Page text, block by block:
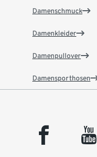
Damenschmuck
Damenkleider
Damenpullover
Damensporthosen
facebook youtube